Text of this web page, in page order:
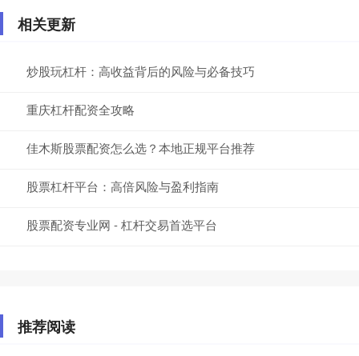
相关更新
炒股玩杠杆：高收益背后的风险与必备技巧
重庆杠杆配资全攻略
佳木斯股票配资怎么选？本地正规平台推荐
股票杠杆平台：高倍风险与盈利指南
股票配资专业网 - 杠杆交易首选平台
推荐阅读